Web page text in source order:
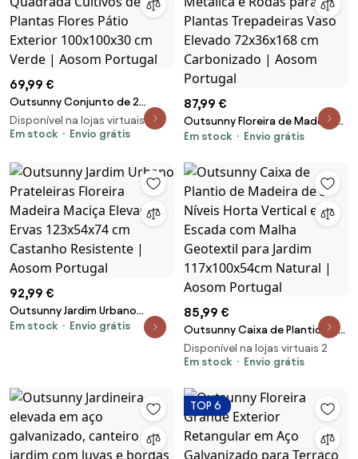
69,99 €
Outsunny Conjunto de 2
Caixas de Plantio de Aço
Quadrada Cultivos de Plantas
cm Verde | Aosom Portugal
Disponível na lojas virtuais 2
Em stock
Envio grátis
87,99 €
Outsunny Floreira de Madeira
com Grade Metálica e Rodas
Elevado 72x36x168 cm
Carbonizado | Aosom Portugal
Em stock Envio grátis
92,99 €
Outsunny Jardim Urbano
Prateleiras Floreira Madeira
Em stock Envio grátis
85,99 €
Outsunny Caixa de Plantio de
Madeira de 3 Níveis Horta
Vertical em Escada com Malha
117x100x54cm Natural | Aosom
Portugal
Disponível na lojas virtuais 2
Em stock
Envio grátis
TOP 6